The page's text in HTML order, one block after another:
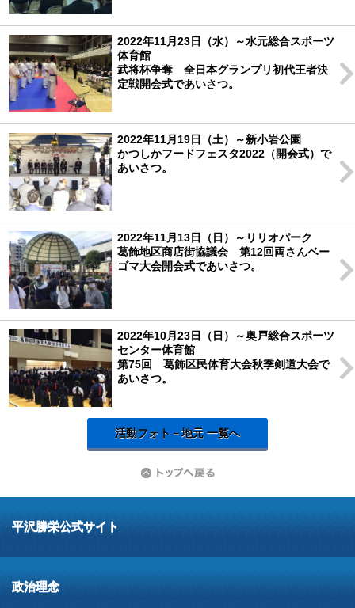
2022年11月23日（水）～水元総合スポーツ
体育館
武将杯争奪 全日本グランプリ初代王者決
定戦開会式であいさつ。
2022年11月19日（土）～新小岩公園
かつしかフードフェスタ2022（開会式）で
あいさつ。
2022年11月13日（日）～リリオパーク
葛飾地区商店街協議会 第12回両さんベー
ゴマ大会開会式であいさつ。
2022年10月23日（日）～奥戸総合スポーツ
センター体育館
第75回 葛飾区民体育大会秋季剣道大会で
あいさつ。
活動フォト－地元 一覧へ
平沢勝栄公式サイト
政治理念